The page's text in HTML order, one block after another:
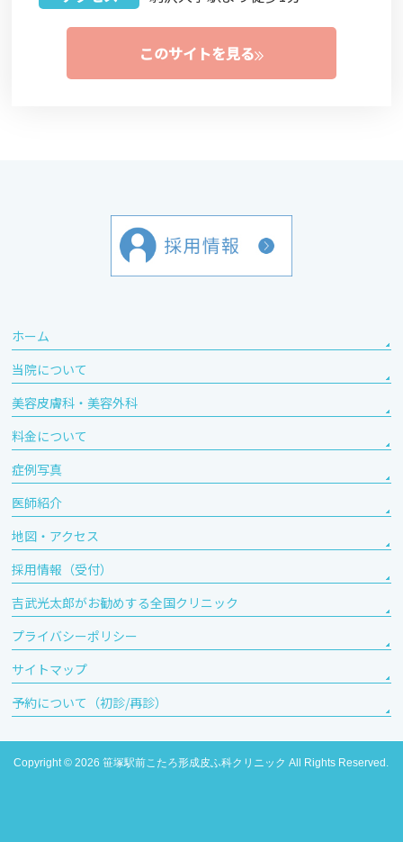
このサイトを見る
ホーム
当院について
美容皮膚科・美容外科
料金について
症例写真
医師紹介
地図・アクセス
採用情報（受付）
吉武光太郎がお勧めする全国クリニック
プライバシーポリシー
サイトマップ
予約について（初診/再診）
Copyright © 2026笹塚駅前こたろ形成皮ふ科クリニック All Rights Reserved.